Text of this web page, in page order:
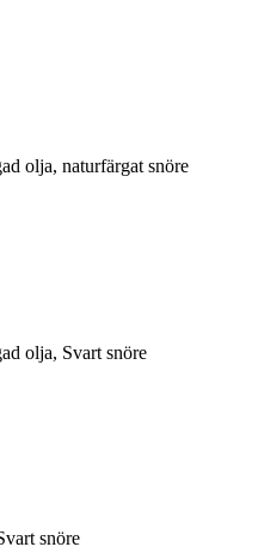
olja, naturfärgat snöre
olja, Svart snöre
snöre